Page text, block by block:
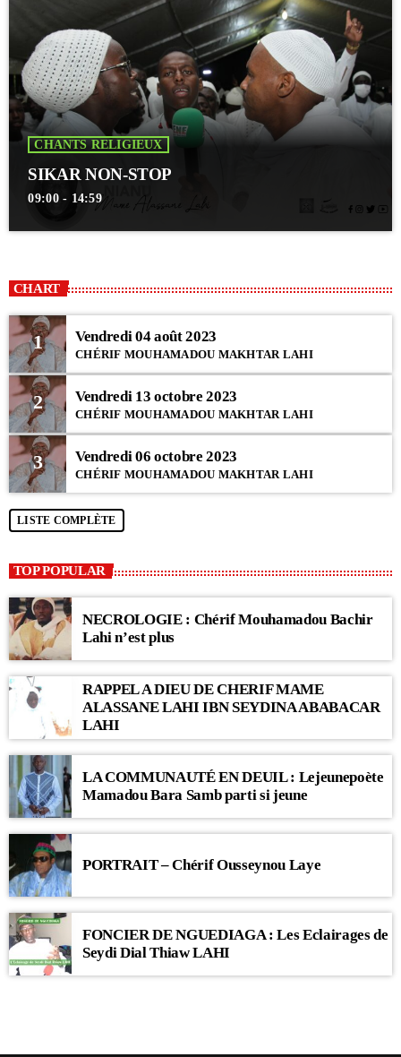
CHANTS RELIGIEUX
SIKAR NON-STOP
09:00 - 14:59
CHART
1 Vendredi 04 août 2023
CHÉRIF MOUHAMADOU MAKHTAR LAHI
2 Vendredi 13 octobre 2023
CHÉRIF MOUHAMADOU MAKHTAR LAHI
3 Vendredi 06 octobre 2023
CHÉRIF MOUHAMADOU MAKHTAR LAHI
LISTE COMPLÈTE
TOP POPULAR
NECROLOGIE : Chérif Mouhamadou Bachir
Lahi n’est plus
RAPPEL A DIEU DE CHERIF MAME
ALASSANE LAHI IBN SEYDINA ABABACAR
LAHI
LA COMMUNAUTÉ EN DEUIL : Lejeunepoète
Mamadou Bara Samb parti si jeune
PORTRAIT – Chérif Ousseynou Laye
FONCIER DE NGUEDIAGA : Les Eclairages de
Seydi Dial Thiaw LAHI